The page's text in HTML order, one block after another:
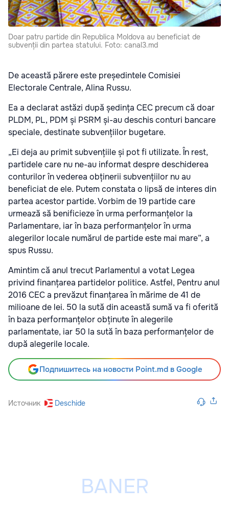
Doar patru partide din Republica Moldova au beneficiat de
subvenții din partea statului. Foto: canal3.md
De această părere este președintele Comisiei
Electorale Centrale, Alina Russu.
Ea a declarat astăzi după ședința CEC precum că doar
PLDM, PL, PDM și PSRM și-au deschis conturi bancare
speciale, destinate subvențiilor bugetare.
„Ei deja au primit subvențiile și pot fi utilizate. În rest,
partidele care nu ne-au informat despre deschiderea
conturilor în vederea obținerii subvențiilor nu au
beneficiat de ele. Putem constata o lipsă de interes din
partea acestor partide. Vorbim de 19 partide care
urmează să benificieze în urma performanțelor la
Parlamentare, iar în baza performanțelor în urma
alegerilor locale numărul de partide este mai mare”, a
spus Russu.
Amintim că anul trecut Parlamentul a votat Legea
privind finanțarea partidelor politice. Astfel, Pentru anul
2016 CEC a prevăzut finanțarea în mărime de 41 de
milioane de lei. 50 la sută din această sumă va fi oferită
în baza performanțelor obținute în alegerile
parlamentate, iar 50 la sută în baza performanțelor de
după alegerile locale.
Подпишитесь на новости Point.md в Google
Источник Deschide